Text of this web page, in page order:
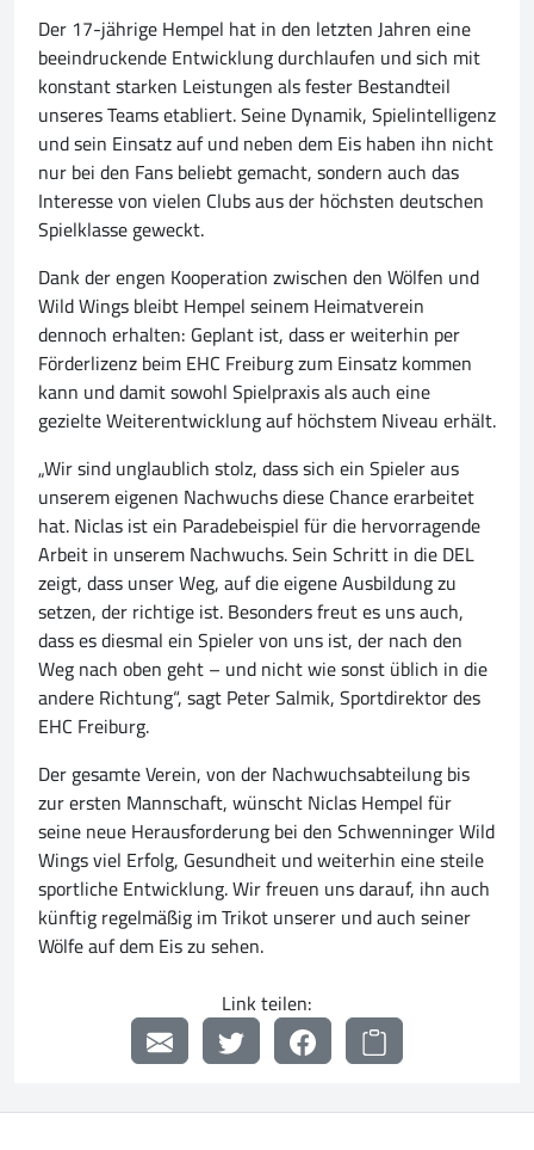
Der 17-jährige Hempel hat in den letzten Jahren eine
beeindruckende Entwicklung durchlaufen und sich mit
konstant starken Leistungen als fester Bestandteil
unseres Teams etabliert. Seine Dynamik, Spielintelligenz
und sein Einsatz auf und neben dem Eis haben ihn nicht
nur bei den Fans beliebt gemacht, sondern auch das
Interesse von vielen Clubs aus der höchsten deutschen
Spielklasse geweckt.
Dank der engen Kooperation zwischen den Wölfen und
Wild Wings bleibt Hempel seinem Heimatverein
dennoch erhalten: Geplant ist, dass er weiterhin per
Förderlizenz beim EHC Freiburg zum Einsatz kommen
kann und damit sowohl Spielpraxis als auch eine
gezielte Weiterentwicklung auf höchstem Niveau erhält.
„Wir sind unglaublich stolz, dass sich ein Spieler aus
unserem eigenen Nachwuchs diese Chance erarbeitet
hat. Niclas ist ein Paradebeispiel für die hervorragende
Arbeit in unserem Nachwuchs. Sein Schritt in die DEL
zeigt, dass unser Weg, auf die eigene Ausbildung zu
setzen, der richtige ist. Besonders freut es uns auch,
dass es diesmal ein Spieler von uns ist, der nach den
Weg nach oben geht – und nicht wie sonst üblich in die
andere Richtung“, sagt Peter Salmik, Sportdirektor des
EHC Freiburg.
Der gesamte Verein, von der Nachwuchsabteilung bis
zur ersten Mannschaft, wünscht Niclas Hempel für
seine neue Herausforderung bei den Schwenninger Wild
Wings viel Erfolg, Gesundheit und weiterhin eine steile
sportliche Entwicklung. Wir freuen uns darauf, ihn auch
künftig regelmäßig im Trikot unserer und auch seiner
Wölfe auf dem Eis zu sehen.
Link teilen: